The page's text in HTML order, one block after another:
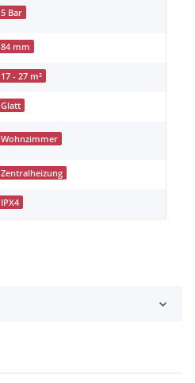
5 Bar
84 mm
17 - 27 m²
Glatt
Wohnzimmer
Zentralheizung
IPX4